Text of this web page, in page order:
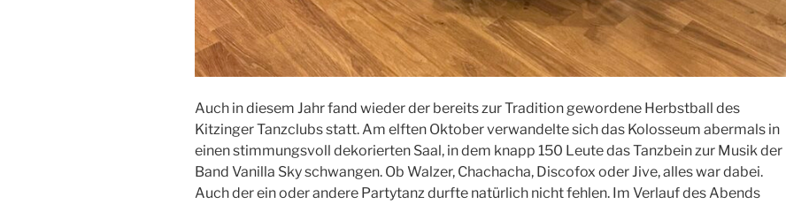
Auch in diesem Jahr fand wieder der bereits zur Tradition gewordene Herbstball des
Kitzinger Tanzclubs statt. Am elften Oktober verwandelte sich das Kolosseum abermals in
einen stimmungsvoll dekorierten Saal, in dem knapp 150 Leute das Tanzbein zur Musik der
Band Vanilla Sky schwangen. Ob Walzer, Chachacha, Discofox oder Jive, alles war dabei.
Auch der ein oder andere Partytanz durfte natürlich nicht fehlen. Im Verlauf des Abends